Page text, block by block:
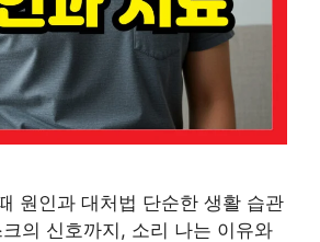
원인과 대처법 단순한 생활 습관
의 신호까지, 소리 나는 이유와